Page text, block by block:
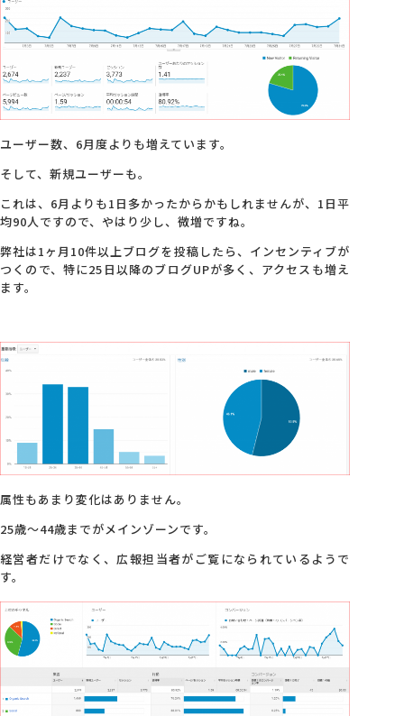
採用情報
お問い合わせ
ユーザー数、6月度よりも増えています。
そして、新規ユーザーも。
これは、6月よりも1日多かったからかもしれませんが、1日平
均90人ですので、やはり少し、微増ですね。
弊社は1ヶ月10件以上ブログを投稿したら、インセンティブが
つくので、特に25日以降のブログUPが多く、アクセスも増え
ます。
属性もあまり変化はありません。
25歳～44歳までがメインゾーンです。
経営者だけでなく、広報担当者がご覧になられているようで
す。